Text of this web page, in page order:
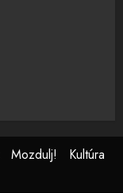
Mozdulj!
Kultúra